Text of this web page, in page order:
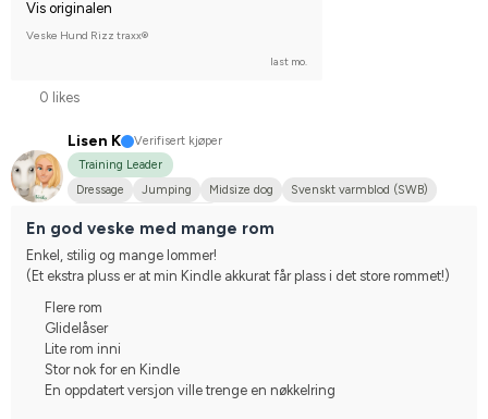
Vis originalen
Veske Hund Rizz traxx®
last mo.
0 likes
Lisen K
Verifisert kjøper
Training Leader
Dressage
Jumping Midsize dog
Svenskt varmblod (SWB)
En god veske med mange rom
Enkel, stilig og mange lommer!
(Et ekstra pluss er at min Kindle akkurat får plass i det store rommet!)
Flere rom
Glidelåser
Lite rom inni
Stor nok for en Kindle
En oppdatert versjon ville trenge en nøkkelring